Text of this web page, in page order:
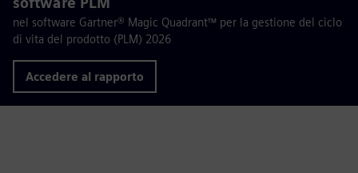
nel software Gartner® Magic Quadrant™ per la gestione del ciclo
di vita del prodotto (PLM) 2026
Accedere al rapporto